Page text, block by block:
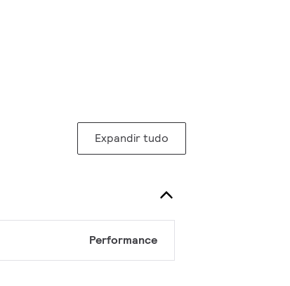
Expandir tudo
Performance